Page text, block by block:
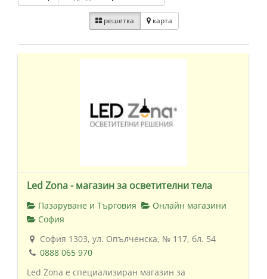
решетка карта
Led Zona - магазин за осветителни тела
Пазаруване и Търговия
Онлайн магазини
София
София 1303, ул. Опълченска, № 117, бл. 54
0888 065 970
Led Zona е специализиран магазин за